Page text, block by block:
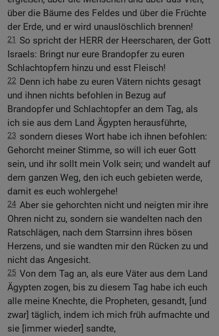
über die Bäume des Feldes und über die Früchte
der Erde, und er wird unauslöschlich brennen!
21
So spricht der HERR der Heerscharen, der Gott
Israels: Bringt nur eure Brandopfer zu euren
Schlachtopfern hinzu und esst Fleisch!
22 Denn ich habe zu euren Vätern nichts gesagt
und ihnen nichts befohlen in Bezug auf
Brandopfer und Schlachtopfer an dem Tag, als
ich sie aus dem Land Ägypten herausführte,
23 sondern dieses Wort habe ich ihnen befohlen:
Gehorcht meiner Stimme, so will ich euer Gott
sein, und ihr sollt mein Volk sein; und wandelt auf
dem ganzen Weg, den ich euch gebieten werde,
damit es euch wohlergehe!
24 Aber sie gehorchten nicht und neigten mir ihre
Ohren nicht zu, sondern sie wandelten nach den
Ratschlägen, nach dem Starrsinn ihres bösen
Herzens, und sie wandten mir den Rücken zu und
nicht das Angesicht.
25 Von dem Tag an, als eure Väter aus dem Land
Ägypten zogen, bis zu diesem Tag habe ich euch
alle meine Knechte, die Propheten, gesandt, [und
zwar] täglich, indem ich mich früh aufmachte und
sie [immer wieder] sandte,